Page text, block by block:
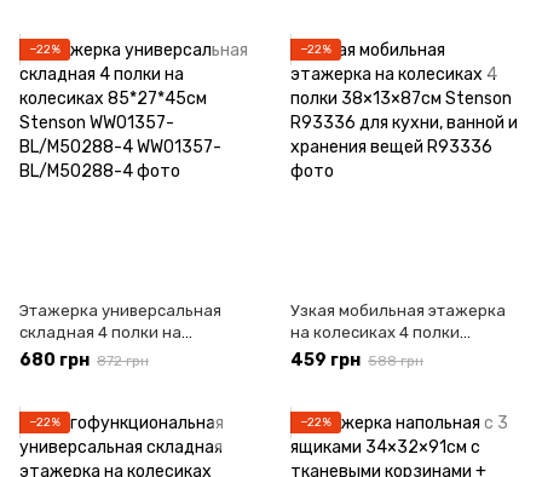
−22%
Этажерка универсальная
складная 4 полки на
колесиках 85*27*45см
680 грн 872 грн
−22%
Узкая мобильная этажерка
на колесиках 4 полки
38×13×87см Stenson R93336
459 грн 588 грн
−22% −22%